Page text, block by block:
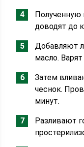
доводят до
Добавляют
масло. Варят
Затем
чеснок.
минут.
Разливают